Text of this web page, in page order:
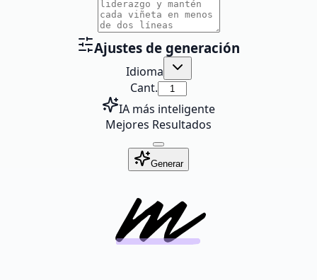
Ajustes de generación
Idioma
Cant.
IA más inteligente
Mejores Resultados
Generar